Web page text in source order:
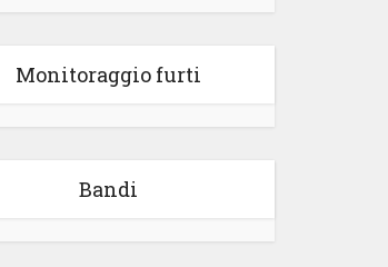
Monitoraggio furti
Bandi